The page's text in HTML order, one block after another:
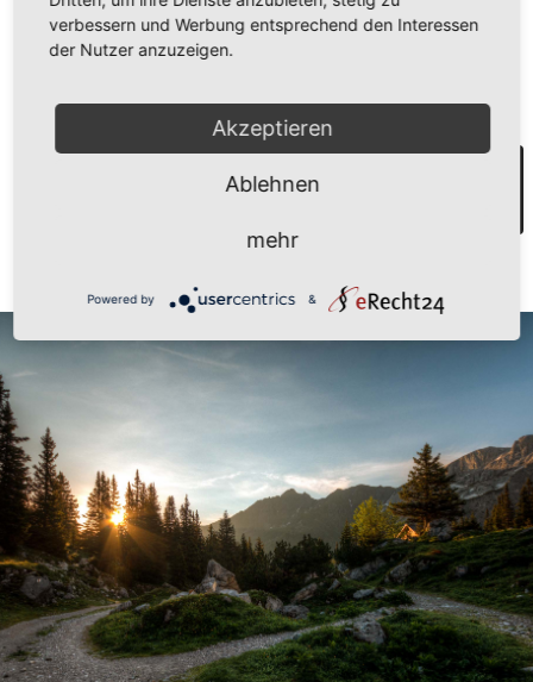
Komm vorbei und überzeuge Dich selbst von der
Geselligkeit des Innermontafons!
ENTDECKE JETZT DEN WINTER IN GASCHURN
verbessern und Werbung entsprechend den Interessen
der Nutzer anzuzeigen.
Akzeptieren
Ablehnen
mehr
Powered by &